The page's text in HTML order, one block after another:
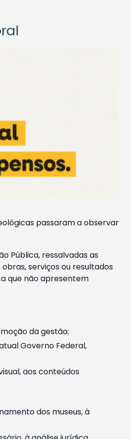
passaram a observar
Pública, ressalvadas as
serviços ou resultados
que não apresentem
da gestão;
Governo Federal,
aos conteúdos
dos museus, à